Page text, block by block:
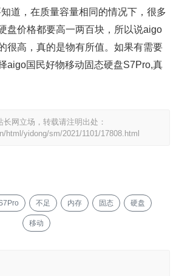
道，在质量容量相同的情况下，很多
盘价格都要高一两百块，所以说aigo
很高，真的是物有所值。如果有需要
aigo国民好物移动固态硬盘S7Pro,真
网立场，转载请注明出处：
html/yidong/sm/2021/1101/17808.html
不足 内存 固态 硬盘
移动